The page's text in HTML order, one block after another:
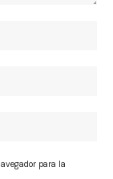
para la